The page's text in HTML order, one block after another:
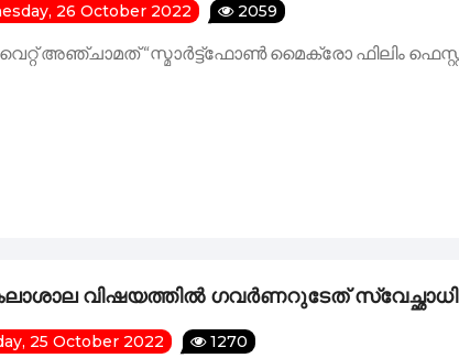
26 October 2022 2059
അഞ്ചാമത് “സ്മാർട്ട്ഫോൺ മൈക്രോ ഫിലിം
വിഷയത്തിൽ ഗവർണറുടേത്
25 October 2022 1270